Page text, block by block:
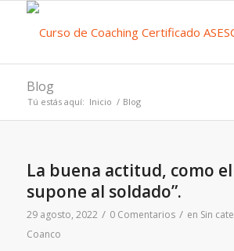
Blog
Tú estás aquí: Inicio / Blog
La buena actitud, como el
supone al soldado”.
29 agosto, 2022 / 0 Comentarios / en Sin
Coanco